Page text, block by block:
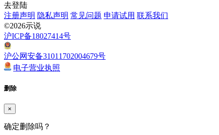
去登陆
注册声明 隐私声明 常见问题 申请试用 联系我们
©2026示说
沪ICP备18027414号
沪公网安备31011702004679号
电子营业执照
删除
×
确定删除吗？